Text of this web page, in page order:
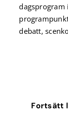
debatt,
Fortsätt